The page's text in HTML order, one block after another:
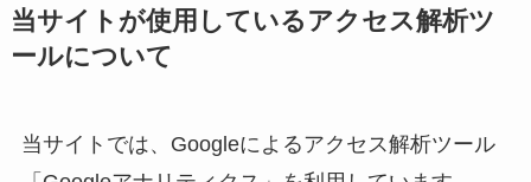
当サイトが使用しているアクセス解析ツ
ールについて
当サイトでは、Googleによるアクセス解析ツール